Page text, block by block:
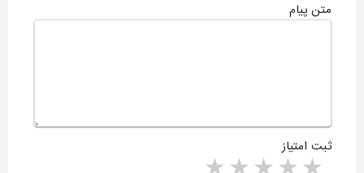
متن پیام
ثبت امتیاز